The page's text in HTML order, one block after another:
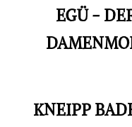
EGÜ -
KNEIPP